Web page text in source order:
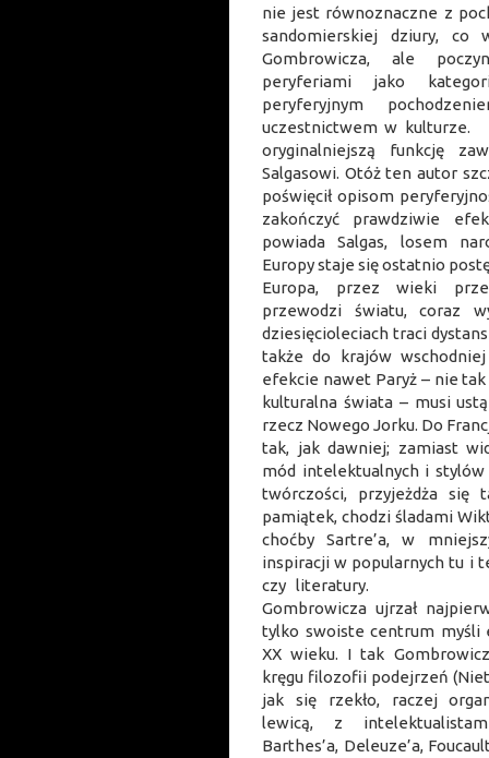
nie jest równoznaczne z
sandomierskiej dziury, co
Gombrowicza, ale
peryferiami jako
peryferyjnym
uczestnictwem w
oryginalniejszą funkcję
Salgasowi. Otóż ten autor
poświęcił opisom
zakończyć prawdziwie
powiada Salgas, losem
Europy staje się ostatnio
Europa, przez wieki
przewodzi światu, coraz
dziesięcioleciach traci
także do krajów
efekcie nawet Paryż – nie
kulturalna świata – musi
rzecz Nowego Jorku. Do
tak, jak dawniej; zamiast
mód intelektualnych i stylów
twórczości, przyjeżdża się
pamiątek, chodzi śladami
choćby Sartre’a, w
inspiracji w popularnych tu i
czy literatury.
Gombrowicza ujrzał
tylko swoiste centrum myśli
XX wieku. I tak
kręgu filozofii podejrzeń
jak się rzekło, raczej
lewicą, z
Barthes’a, Deleuze’a,